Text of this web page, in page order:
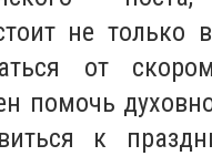
не только
от
помочь
к